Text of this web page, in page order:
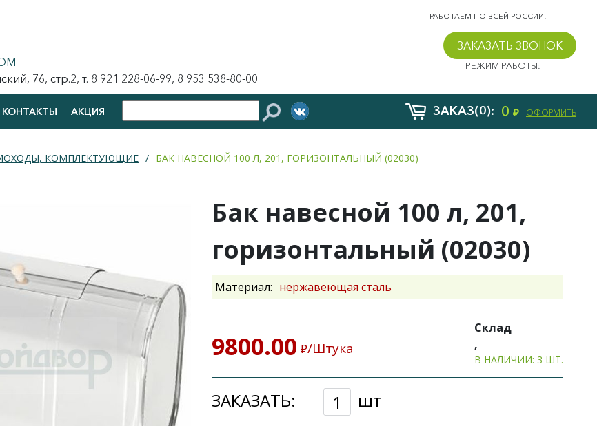
76, стр.2, т. 8 921 228-06-99, 8 953 538-80-00
РАБОТАЕМ ПО ВСЕЙ РОССИИ!
ЗАКАЗАТЬ ЗВОНОК
РЕЖИМ РАБОТЫ:
КОНТАКТЫ АКЦИЯ ЗАКАЗ(0): 0 ₽ ОФОРМИТЬ
КОМПЛЕКТУЮЩИЕ БАК НАВЕСНОЙ 100 Л, 201, ГОРИЗОНТАЛЬНЫЙ (02030)
Бак навесной 100 л, 201,
горизонтальный (02030)
Материал: нержавеющая сталь
9800.00 ₽/Штука
Склад
,
В НАЛИЧИИ: 3 ШТ.
ЗАКАЗАТЬ: шт